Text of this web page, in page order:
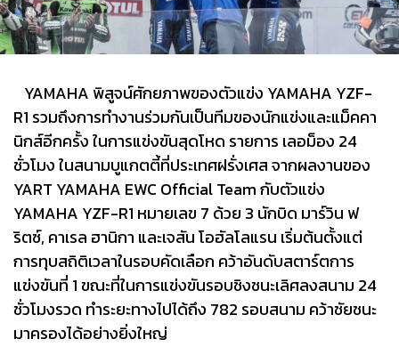
YAMAHA พิสูจน์ศักยภาพของตัวแข่ง YAMAHA YZF-
R1 รวมถึงการทำงานร่วมกันเป็นทีมของนักแข่งและแม็คคา
นิกส์อีกครั้ง ในการแข่งขันสุดโหด รายการ เลอม็อง 24
ชั่วโมง ในสนามบูแกตตี้ที่ประเทศฝรั่งเศส จากผลงานของ
YART YAMAHA EWC Official Team กับตัวแข่ง
YAMAHA YZF-R1 หมายเลข 7 ด้วย 3 นักบิด มาร์วิน ฟ
ริตซ์, คาเรล ฮานิกา และเจสัน โอฮัลโลแรน เริ่มต้นตั้งแต่
การทุบสถิติเวลาในรอบคัดเลือก คว้าอันดับสตาร์ตการ
แข่งขันที่ 1 ขณะที่ในการแข่งขันรอบชิงชนะเลิศลงสนาม 24
ชั่วโมงรวด ทำระยะทางไปได้ถึง 782 รอบสนาม คว้าชัยชนะ
มาครองได้อย่างยิ่งใหญ่